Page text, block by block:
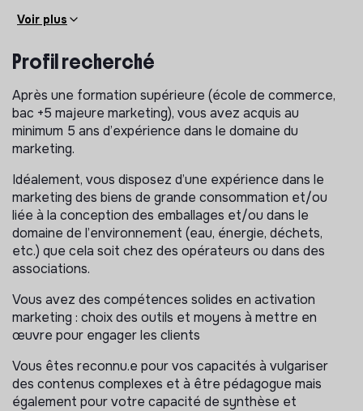
en compte les situations de handicap.
La mission :
marketing & développement / pôle marketing go to
market), rattaché(e) à la responsable du pôle vous vous
contribuez à l'amélioration de l'expérience client.
Être le/la référent.e au sein de l’équipe Activation
Marketing sur tous les sujets liés à l’une des REP
(domaine d’activité) (35%)
Être le point d’entrée pour les autres équipes de
Eco-Conception, Département juridique …) sur les
sujets liés à cette REP
Assurer un suivi régulier sur l'avancement des projets et
s’assurer de leur cohérence vs les autres REP
Assurer la gestion d’une partie de l’offre d’outils et
Voir plus
Profil recherché
Après une formation supérieure (école de commerce,
bac +5 majeure marketing), vous avez acquis au
minimum 5 ans d’expérience dans le domaine du
marketing.
Idéalement, vous disposez d’une expérience dans le
marketing des biens de grande consommation et/ou
liée à la conception des emballages et/ou dans le
domaine de l’environnement (eau, énergie, déchets,
etc.) que cela soit chez des opérateurs ou dans des
associations.
Vous avez des compétences solides en activation
marketing : choix des outils et moyens à mettre en
œuvre pour engager les clients
Vous êtes reconnu.e pour vos capacités à vulgariser
des contenus complexes et à être pédagogue mais
également pour votre capacité de synthèse et